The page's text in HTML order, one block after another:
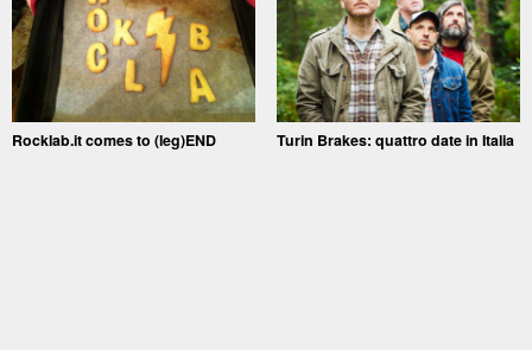
Rocklab.it comes to (leg)END Turin Brakes: quattro date in Italia